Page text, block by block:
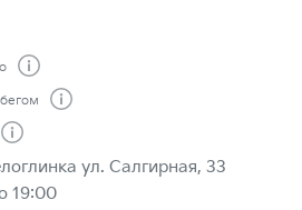
ул. Салгирная, 33
19:00